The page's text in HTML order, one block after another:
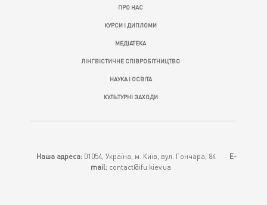
ПРО НАС
КУРСИ І ДИПЛОМИ
МЕДІАТЕКА
ЛІНГВІСТИЧНЕ СПІВРОБІТНИЦТВО
НАУКА І ОСВІТА
КУЛЬТУРНІ ЗАХОДИ
Наша адреса: 01054, Україна, м. Київ, вул. Гончара, 84
E-
mail: contact@ifu.kiev.ua